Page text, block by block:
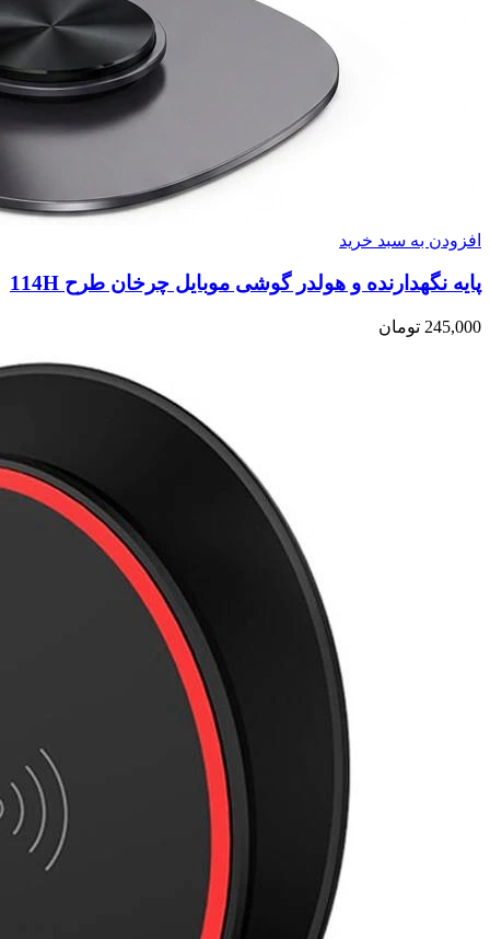
افزودن به سبد خرید
پایه نگهدارنده و هولدر گوشی موبایل چرخان طرح 114H
245,000 تومان